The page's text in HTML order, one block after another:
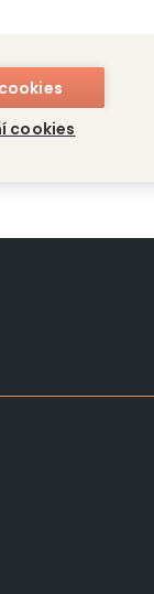
cookies